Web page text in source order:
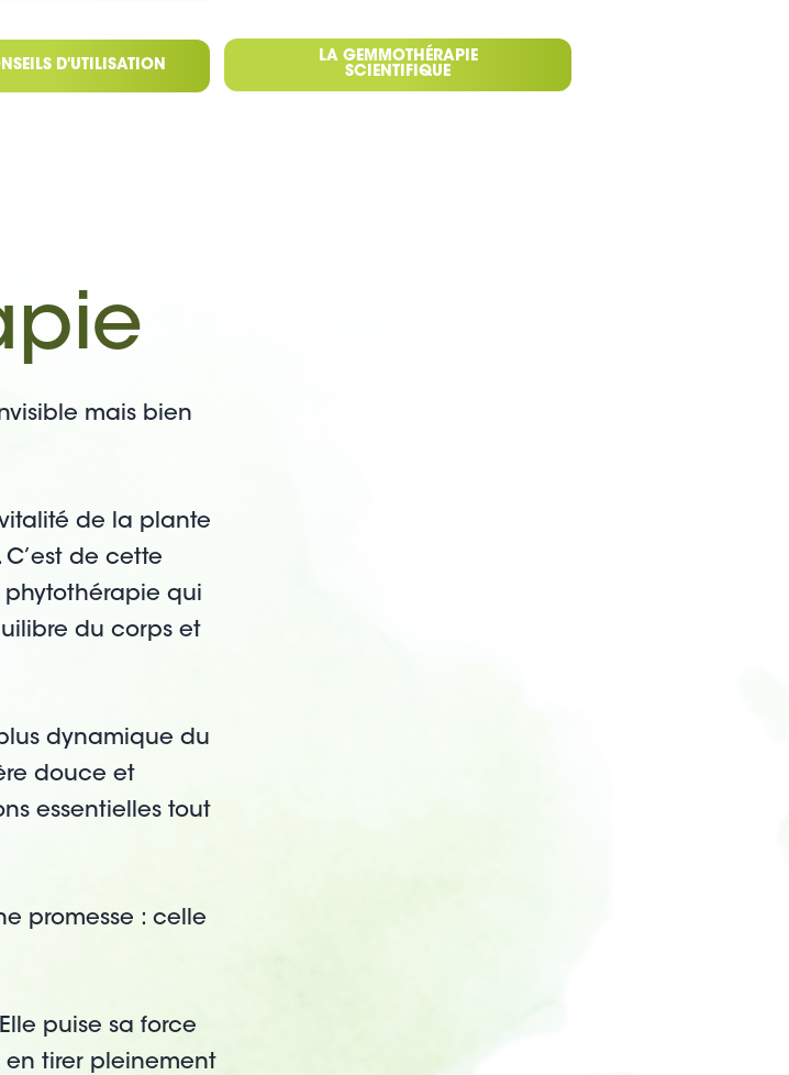
D'UTILISATION
LA GEMMOTHÉRAPIE
SCIENTIFIQUE
mais bien
de la plante
de cette
qui
du corps et
dynamique du
douce et
essentielles tout
promesse : celle
puise sa force
en tirer pleinement